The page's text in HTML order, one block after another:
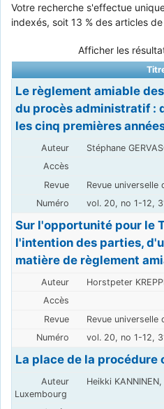
Votre recherche s'effectue
indexés, soit 13 % des articles de
Afficher les
Le règlement amiable
du procès administratif :
les cinq premières
Stéphane
Revue
vol. 20, no 1-12,
Sur l'opportunité pour le
l'intention des parties,
matière de règlement
Horstpeter
Revue
vol. 20, no 1-12,
La place de la procédure
Heikki
Luxembourg